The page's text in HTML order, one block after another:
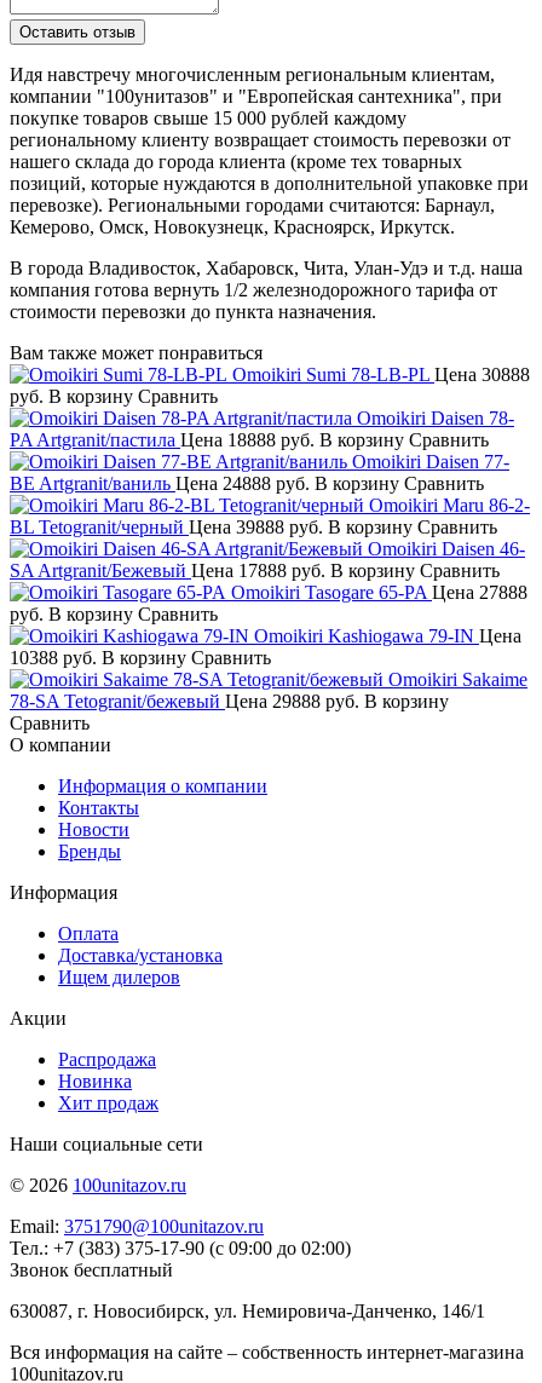
Идя навстречу многочисленным региональным клиентам,
компании "100унитазов" и "Европейская сантехника", при
покупке товаров свыше 15 000 рублей каждому
региональному клиенту возвращает стоимость перевозки от
нашего склада до города клиента (кроме тех товарных
позиций, которые нуждаются в дополнительной упаковке при
перевозке). Региональными городами считаются: Барнаул,
Кемерово, Омск, Новокузнецк, Красноярск, Иркутск.
В города Владивосток, Хабаровск, Чита, Улан-Удэ и т.д. наша
компания готова вернуть 1/2 железнодорожного тарифа от
стоимости перевозки до пункта назначения.
Вам также может понравиться
Omoikiri Sumi 78-LB-PL Цена 30888
руб. В корзину Сравнить
Omoikiri Daisen 78-
PA Artgranit/пастила Цена 18888 руб. В корзину Сравнить
Omoikiri Daisen 77-
BE Artgranit/ваниль Цена 24888 руб. В корзину Сравнить
Omoikiri Maru 86-2-
BL Tetogranit/черный Цена 39888 руб. В корзину Сравнить
Omoikiri Daisen 46-
SA Artgranit/Бежевый Цена 17888 руб. В корзину Сравнить
Omoikiri Tasogare 65-PA Цена 27888
руб. В корзину Сравнить
Omoikiri Kashiogawa 79-IN Цена
10388 руб. В корзину Сравнить
Omoikiri Sakaime
78-SA Tetogranit/бежевый Цена 29888 руб. В корзину
Сравнить
О компании
Информация о компании
Контакты
Новости
Бренды
Информация
Оплата
Доставка/установка
Ищем дилеров
Акции
Распродажа
Новинка
Хит продаж
Наши социальные сети
© 2026 100unitazov.ru
Email: 3751790@100unitazov.ru
Тел.: +7 (383) 375-17-90 (с 09:00 до 02:00)
Звонок бесплатный
630087, г. Новосибирск, ул. Немировича-Данченко, 146/1
Вся информация на сайте – собственность интернет-магазина
100unitazov.ru